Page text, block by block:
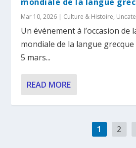
Mar 10, 2026 | Culture & Histoire,
Un événement à l’occasion de
mondiale de la langue grecque
5 mars...
READ MORE
1 2